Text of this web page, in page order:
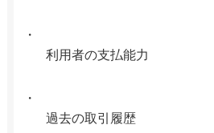
利用者の支払能力
過去の取引履歴